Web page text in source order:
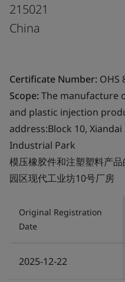
215021
China
Certificate Number: OHS
Scope:The manufacture
and plastic injection
address:Block 10,
Industrial Park
模压橡胶件和注塑塑料产
园区现代工业坊10号厂房
Original Registration
Date
2025-12-22